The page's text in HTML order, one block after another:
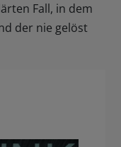
Fall, in dem
der nie gelöst